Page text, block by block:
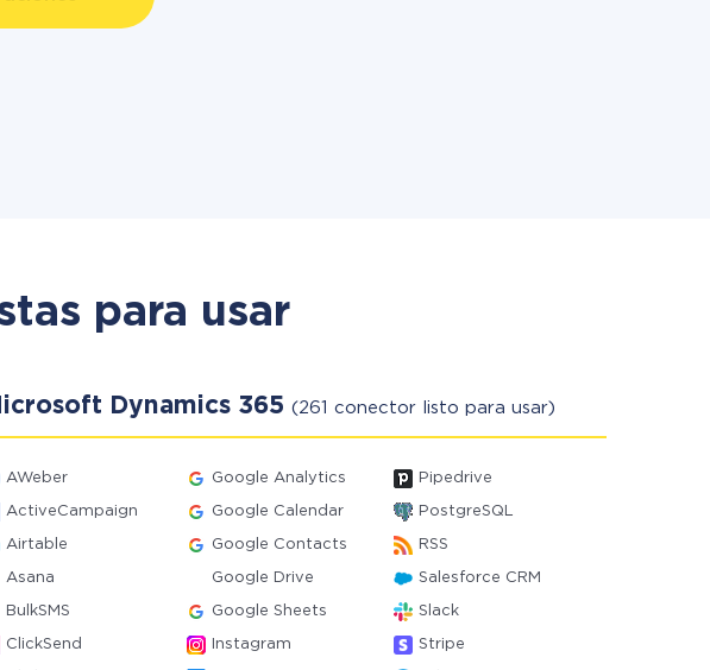
para usar
Dynamics 365 (261 conector listo para usar)
AWeber Google Analytics Pipedrive
ActiveCampaign Google Calendar PostgreSQL
Airtable Google Contacts RSS
Asana Google Drive Salesforce CRM
BulkSMS Google Sheets Slack
ClickSend Instagram Stripe